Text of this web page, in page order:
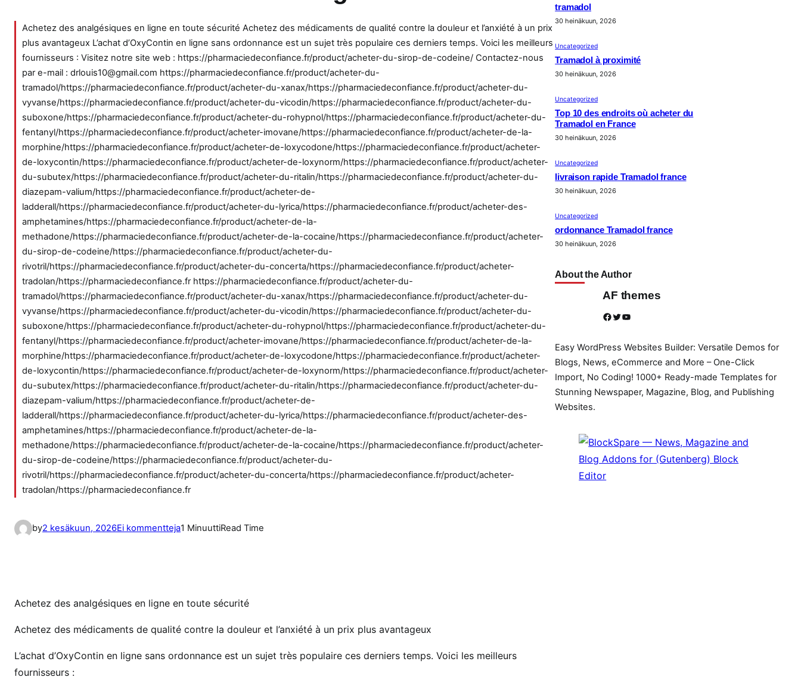
Achetez des analgésiques en ligne en toute sécurité Achetez des médicaments de qualité contre la douleur et l’anxiété à un prix
plus avantageux L’achat d’OxyContin en ligne sans ordonnance est un sujet très populaire ces derniers temps. Voici les meilleurs
fournisseurs : Visitez notre site web : https://pharmaciedeconfiance.fr/product/acheter-du-sirop-de-codeine/ Contactez-nous
par e-mail : drlouis10@gmail.com https://pharmaciedeconfiance.fr/product/acheter-du-
tramadol/https://pharmaciedeconfiance.fr/product/acheter-du-xanax/https://pharmaciedeconfiance.fr/product/acheter-du-
vyvanse/https://pharmaciedeconfiance.fr/product/acheter-du-vicodin/https://pharmaciedeconfiance.fr/product/acheter-du-
suboxone/https://pharmaciedeconfiance.fr/product/acheter-du-rohypnol/https://pharmaciedeconfiance.fr/product/acheter-du-
fentanyl/https://pharmaciedeconfiance.fr/product/acheter-imovane/https://pharmaciedeconfiance.fr/product/acheter-de-la-
morphine/https://pharmaciedeconfiance.fr/product/acheter-de-loxycodone/https://pharmaciedeconfiance.fr/product/acheter-
de-loxycontin/https://pharmaciedeconfiance.fr/product/acheter-de-loxynorm/https://pharmaciedeconfiance.fr/product/acheter-
du-subutex/https://pharmaciedeconfiance.fr/product/acheter-du-ritalin/https://pharmaciedeconfiance.fr/product/acheter-du-
diazepam-valium/https://pharmaciedeconfiance.fr/product/acheter-de-
ladderall/https://pharmaciedeconfiance.fr/product/acheter-du-lyrica/https://pharmaciedeconfiance.fr/product/acheter-des-
amphetamines/https://pharmaciedeconfiance.fr/product/acheter-de-la-
methadone/https://pharmaciedeconfiance.fr/product/acheter-de-la-cocaine/https://pharmaciedeconfiance.fr/product/acheter-
du-sirop-de-codeine/https://pharmaciedeconfiance.fr/product/acheter-du-
rivotril/https://pharmaciedeconfiance.fr/product/acheter-du-concerta/https://pharmaciedeconfiance.fr/product/acheter-
tradolan/https://pharmaciedeconfiance.fr https://pharmaciedeconfiance.fr/product/acheter-du-
tramadol/https://pharmaciedeconfiance.fr/product/acheter-du-xanax/https://pharmaciedeconfiance.fr/product/acheter-du-
vyvanse/https://pharmaciedeconfiance.fr/product/acheter-du-vicodin/https://pharmaciedeconfiance.fr/product/acheter-du-
suboxone/https://pharmaciedeconfiance.fr/product/acheter-du-rohypnol/https://pharmaciedeconfiance.fr/product/acheter-du-
fentanyl/https://pharmaciedeconfiance.fr/product/acheter-imovane/https://pharmaciedeconfiance.fr/product/acheter-de-la-
morphine/https://pharmaciedeconfiance.fr/product/acheter-de-loxycodone/https://pharmaciedeconfiance.fr/product/acheter-
de-loxycontin/https://pharmaciedeconfiance.fr/product/acheter-de-loxynorm/https://pharmaciedeconfiance.fr/product/acheter-
du-subutex/https://pharmaciedeconfiance.fr/product/acheter-du-ritalin/https://pharmaciedeconfiance.fr/product/acheter-du-
diazepam-valium/https://pharmaciedeconfiance.fr/product/acheter-de-
ladderall/https://pharmaciedeconfiance.fr/product/acheter-du-lyrica/https://pharmaciedeconfiance.fr/product/acheter-des-
amphetamines/https://pharmaciedeconfiance.fr/product/acheter-de-la-
methadone/https://pharmaciedeconfiance.fr/product/acheter-de-la-cocaine/https://pharmaciedeconfiance.fr/product/acheter-
du-sirop-de-codeine/https://pharmaciedeconfiance.fr/product/acheter-du-
rivotril/https://pharmaciedeconfiance.fr/product/acheter-du-concerta/https://pharmaciedeconfiance.fr/product/acheter-
tradolan/https://pharmaciedeconfiance.fr
by2 kesäkuun, 2026Ei kommenttejaa
k
l
i
1 MinuuttiRead Time
Achetez des analgésiques en ligne en toute sécurité
Achetez des médicaments de qualité contre la douleur et l’anxiété à un prix plus avantageux
L’achat d’OxyContin en ligne sans ordonnance est un sujet très populaire ces derniers temps. Voici les meilleurs
fournisseurs :
tramadol
30 heinäkuun, 2026
Uncategorized
Tramadol à proximité
30 heinäkuun, 2026
Uncategorized
Top 10 des endroits où acheter du
Tramadol en France
30 heinäkuun, 2026
Uncategorized
livraison rapide Tramadol france
30 heinäkuun, 2026
Uncategorized
ordonnance Tramadol france
30 heinäkuun, 2026
About the Author
AF themes
Facebook Twitter YouTube
Easy WordPress Websites Builder: Versatile Demos for
Blogs, News, eCommerce and More – One-Click
Import, No Coding! 1000+ Ready-made Templates for
Stunning Newspaper, Magazine, Blog, and Publishing
Websites.